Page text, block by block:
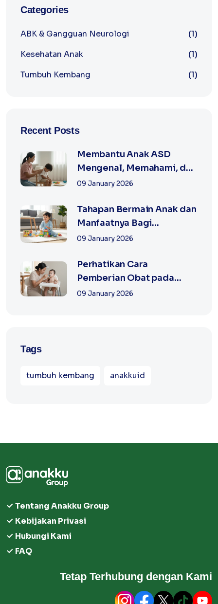
Categories
ABK & Gangguan Neurologi
(1)
Kesehatan Anak
(1)
Tumbuh Kembang
(1)
Recent Posts
Membantu Anak ASD
Mengenal, Memahami, dan
Mengatur Emosi
09 January 2026
Tahapan Bermain Anak dan
Manfaatnya Bagi
Pertumbuhan Anak
09 January 2026
Perhatikan Cara
Pemberian Obat pada
Anak
09 January 2026
Tags
tumbuh kembang anakkuid
Tentang Anakku Group
Kebijakan Privasi
Hubungi Kami
FAQ
Tetap Terhubung dengan Kami